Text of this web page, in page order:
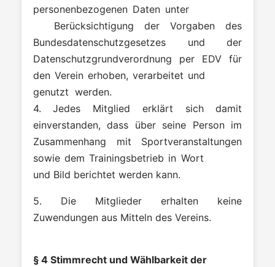
personenbezogenen Daten unter
Berücksichtigung der Vorgaben des
Bundesdatenschutzgesetzes und der
Datenschutzgrundverordnung per EDV für
den Verein erhoben, verarbeitet und
genutzt werden.
4. Jedes Mitglied erklärt sich damit
einverstanden, dass über seine Person im
Zusammenhang mit Sportveranstaltungen
sowie dem Trainingsbetrieb in Wort
und Bild berichtet werden kann.
5. Die Mitglieder erhalten keine
Zuwendungen aus Mitteln des Vereins.
§ 4 Stimmrecht und Wählbarkeit der